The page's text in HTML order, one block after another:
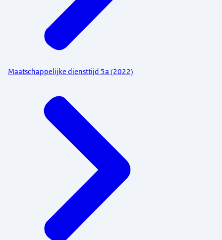
Maatschappelijke diensttijd 5a (2022)